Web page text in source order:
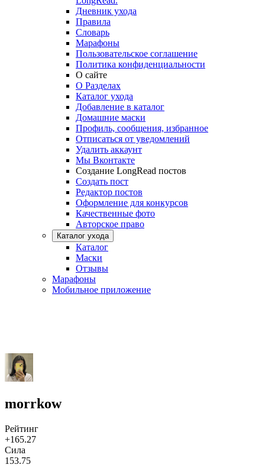
Дневник ухода
Правила
Словарь
Марафоны
Пользовательское соглашение
Политика конфиденциальности
О сайте
О Разделах
Каталог ухода
Добавление в каталог
Домашние маски
Профиль, сообщения, избранное
Отписаться от уведомлений
Удалить аккаунт
Мы Вконтакте
Создание LongRead постов
Создать пост
Редактор постов
Оформление для конкурсов
Качественные фото
Авторское право
Каталог ухода
Каталог
Маски
Отзывы
Марафоны
Мобильное приложение
morrkow
Рейтинг
+165.27
Сила
153.75